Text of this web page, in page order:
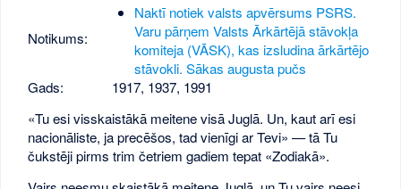
Notikums:
Naktī notiek valsts apvērsums PSRS.
Varu pārņem Valsts Ārkārtējā stāvokļa
komiteja (VĀSK), kas izsludina ārkārtējo
stāvokli. Sākas augusta pučs
Gads:
1917, 1937, 1991
«Tu esi visskaistākā meitene visā Juglā. Un, kaut arī esi
nacionāliste, ja precēšos, tad vienīgi ar Tevi» — tā Tu
čukstēji pirms trim četriem gadiem tepat «Zodiakā».